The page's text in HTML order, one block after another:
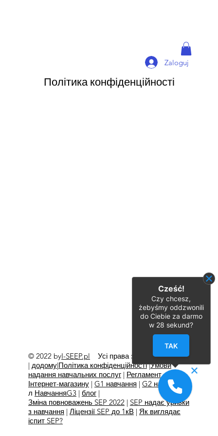
Zaloguj
Політика конфіденційності
© 2022 byI-SEEP.pl
Усі права захищено
| додому|Політика конфіденційності|Умови
надання навчальних послуг| Регламент
Інтернет-магазину | G1 навчання | G2 навчання
л НавчанняG3 | блог|
Зміна повноважень SEP 2022 | SEP надає уривки
з навчання | Ліцензії SEP до 1кВ | Як виглядає
іспит SEP?
Cześć!
Czy chcesz,
żebyśmy oddzwonili
do Ciebie za darmo
w 28 sekund?
TAK